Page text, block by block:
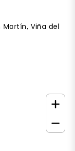
Viña del